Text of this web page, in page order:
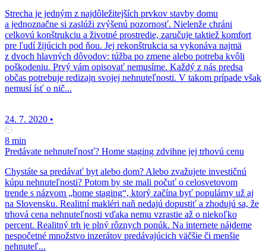
Strecha je jedným z najdôležitejších prvkov stavby domu
a jednoznačne si zaslúži zvýšenú pozornosť. Nielenže chráni
celkovú konštrukciu a životné prostredie, zaručuje taktiež komfort
pre ľudí žijúcich pod ňou. Jej rekonštrukcia sa vykonáva najmä
z dvoch hlavných dôvodov: túžba po zmene alebo potreba kvôli
poškodeniu. Prvý vám opisovať nemusíme. Každý z nás predsa
občas potrebuje redizajn svojej nehnuteľnosti. V takom prípade však
nemusí ísť o nič...
24. 7. 2020 •
8 min
Predávate nehnuteľnosť? Home staging zdvihne jej trhovú cenu
Chystáte sa predávať byt alebo dom? Alebo zvažujete investičnú
kúpu nehnuteľnosti? Potom by ste mali počuť o celosvetovom
trende s názvom „home staging“, ktorý začína byť populárny už aj
na Slovensku. Realitní makléri naň nedajú dopustiť a zhodujú sa, že
trhová cena nehnuteľnosti vďaka nemu vzrastie až o niekoľko
percent. Realitný trh je plný rôznych ponúk. Na internete nájdeme
nespočetné množstvo inzerátov predávajúcich väčšie či menšie
nehnuteľ...